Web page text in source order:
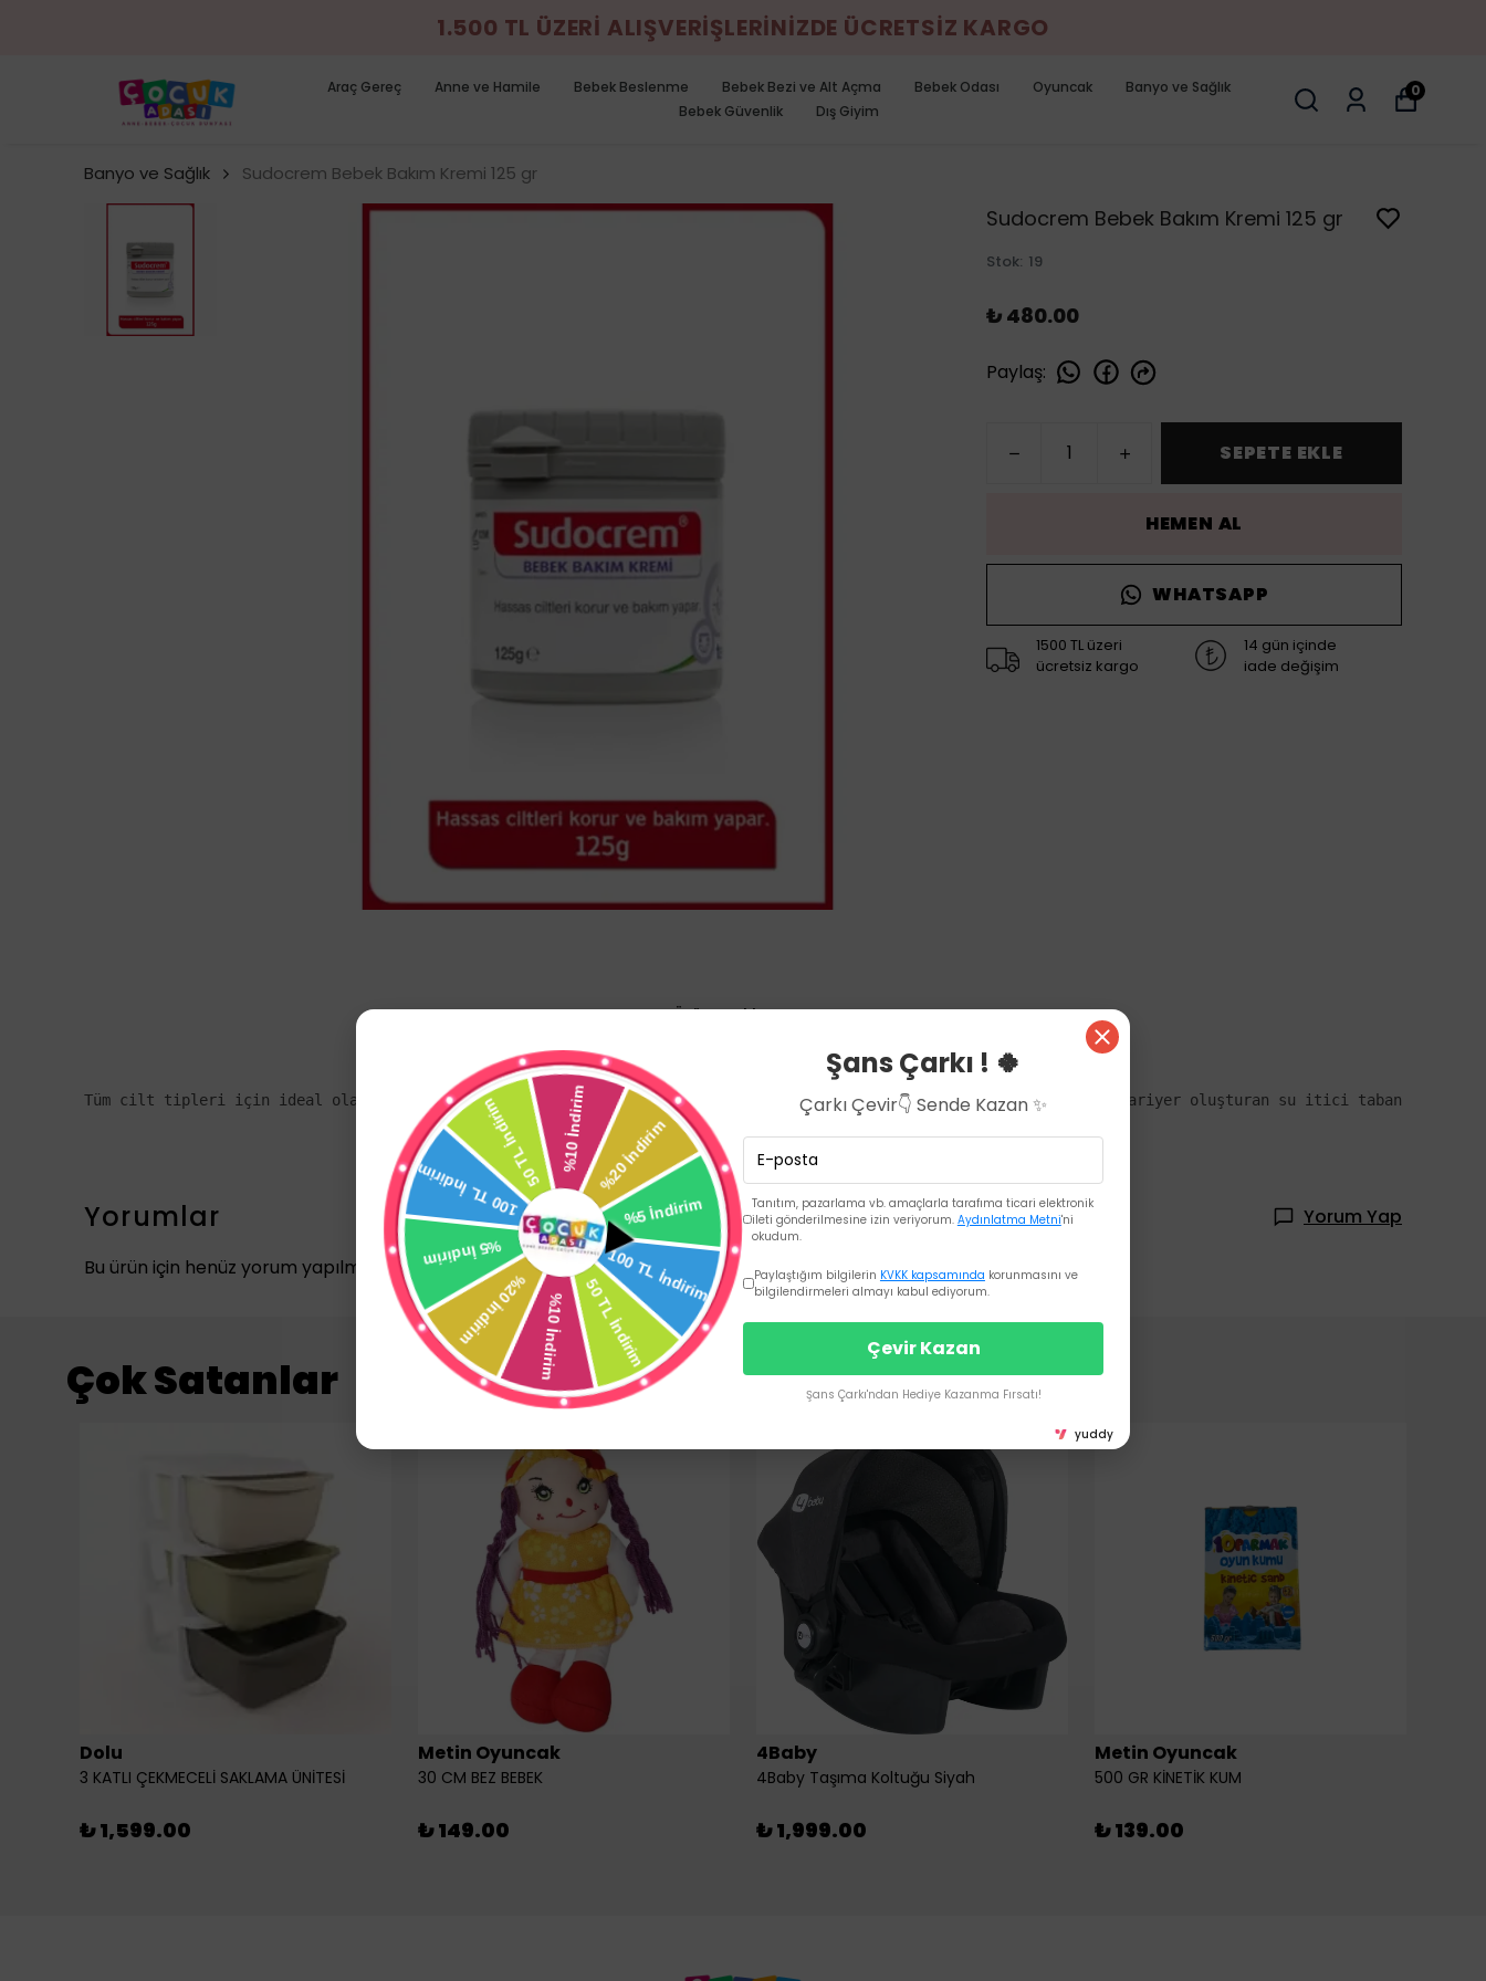
1.500 TL ÜZERİ ALIŞVERİŞLERİNİZDE ÜCRETSİZ KARGO
Araç Gereç Anne ve Hamile Bebek Beslenme Bebek Bezi ve Alt Açma Bebek Odası Oyuncak
Banyo ve Sağlık
Bebek Güvenlik
Dış Giyim
0
Banyo ve Sağlık Sudocrem Bebek Bakım Kremi 125 gr
Sudocrem Bebek Bakım Kremi 125 gr
Stok: 19
₺ 480.00
Paylaş:
SEPETE EKLE
HEMEN AL
WHATSAPP
1500 TL üzeri
ücretsiz kargo
14 gün içinde
iade değişim
Ürün Açıklaması
Yorumlar
Yorum Yap
Bu ürün için henüz yorum yapılmamış.
Çok Satanlar
Dolu
3 KATLI ÇEKMECELİ SAKLAMA ÜNİTESİ
₺ 1,599.00
Metin Oyuncak
30 CM BEZ BEBEK
₺ 149.00
4Baby
4Baby Taşıma Koltuğu Siyah
₺ 1,999.00
Metin Oyuncak
500 GR KİNETİK KUM
₺ 139.00
Şans Çarkı ! 🍀
Çarkı Çevir👇 Sende Kazan ✨
Tanıtım, pazarlama vb. amaçlarla tarafıma ticari elektronik
ileti gönderilmesine izin veriyorum. Aydınlatma Metni'ni
okudum.
Paylaştığım bilgilerin KVKK kapsamında korunmasını ve
bilgilendirmeleri almayı kabul ediyorum.
Çevir Kazan
Şans Çarkı'ndan Hediye Kazanma Fırsatı!
yuddy